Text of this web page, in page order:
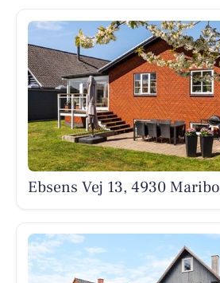
Ebsens Vej 13, 4930 Maribo